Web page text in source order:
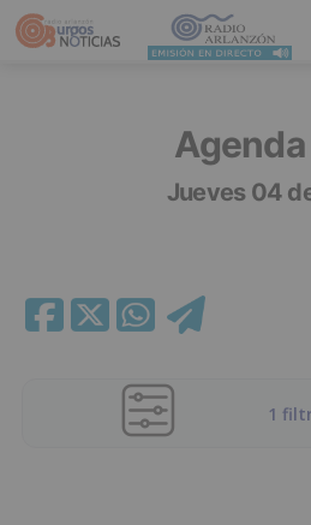
Jueves 04
1